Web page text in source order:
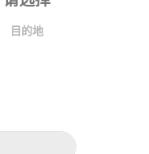
目的地